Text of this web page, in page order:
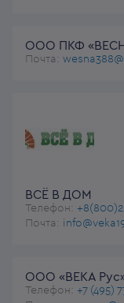
ООО ПКФ
Почта:
ВСЁ В ДОМ
Телефон:
Почта:
ООО «ВЕКА
Телефон: +7 (495)